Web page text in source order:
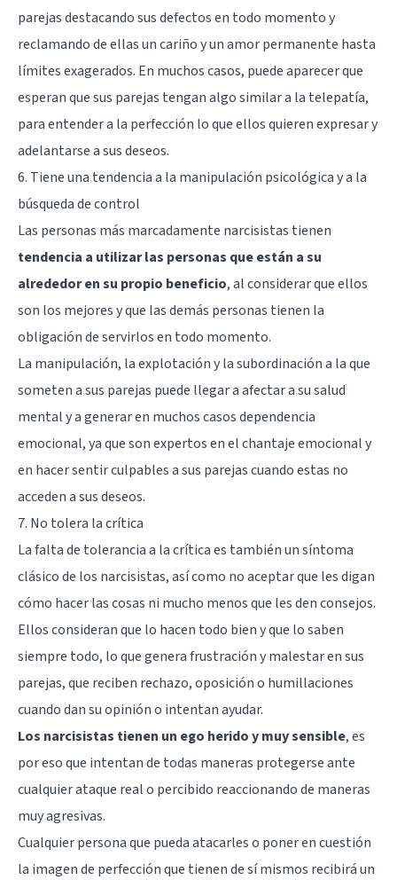
parejas destacando sus defectos en todo momento y
reclamando de ellas un cariño y un amor permanente hasta
límites exagerados. En muchos casos, puede aparecer que
esperan que sus parejas tengan algo similar a la telepatía,
para entender a la perfección lo que ellos quieren expresar y
adelantarse a sus deseos.
6. Tiene una tendencia a la manipulación psicológica y a la
búsqueda de control
Las personas más marcadamente narcisistas tienen
tendencia a utilizar las personas que están a su
alrededor en su propio beneficio, al considerar que ellos
son los mejores y que las demás personas tienen la
obligación de servirlos en todo momento.
La manipulación, la explotación y la subordinación a la que
someten a sus parejas puede llegar a afectar a su salud
mental y a generar en muchos casos dependencia
emocional, ya que son expertos en el chantaje emocional y
en hacer sentir culpables a sus parejas cuando estas no
acceden a sus deseos.
7. No tolera la crítica
La falta de tolerancia a la crítica es también un síntoma
clásico de los narcisistas, así como no aceptar que les digan
cómo hacer las cosas ni mucho menos que les den consejos.
Ellos consideran que lo hacen todo bien y que lo saben
siempre todo, lo que genera frustración y malestar en sus
parejas, que reciben rechazo, oposición o humillaciones
cuando dan su opinión o intentan ayudar.
Los narcisistas tienen un ego herido y muy sensible, es
por eso que intentan de todas maneras protegerse ante
cualquier ataque real o percibido reaccionando de maneras
muy agresivas.
Cualquier persona que pueda atacarles o poner en cuestión
la imagen de perfección que tienen de sí mismos recibirá un